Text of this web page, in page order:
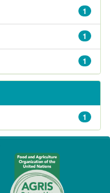
1
1
1
1